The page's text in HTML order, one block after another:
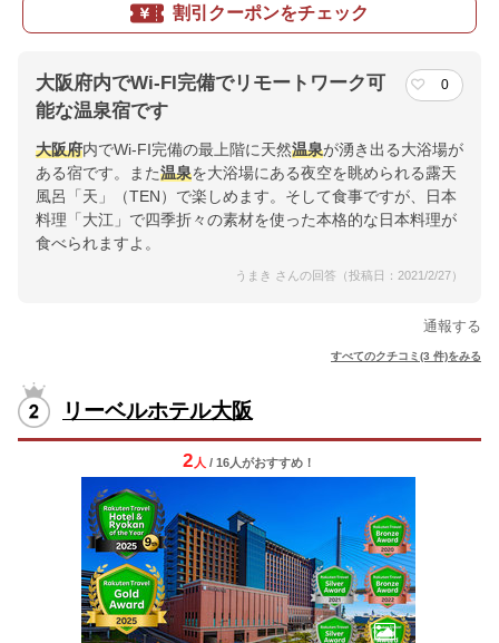
割引クーポンをチェック
大阪府内でWi-FI完備でリモートワーク可
能な温泉宿です
0
大阪府内でWi-FI完備の最上階に天然温泉が湧き出る大浴場が
ある宿です。また温泉を大浴場にある夜空を眺められる露天
風呂「天」（TEN）で楽しめます。そして食事ですが、日本
料理「大江」で四季折々の素材を使った本格的な日本料理が
食べられますよ。
うまき さんの回答（投稿日：2021/2/27）
通報する
すべてのクチコミ(3 件)をみる
リーベルホテル大阪
2 人 / 16人がおすすめ！